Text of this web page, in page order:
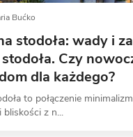
Bućko
stodoła: wady i
Czy
dla każdego?
to połączenie
z n...